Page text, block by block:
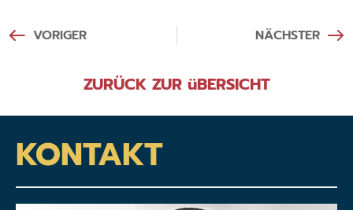
VORIGER NÄCHSTER
ZURÜCK ZUR üBERSICHT
KONTAKT